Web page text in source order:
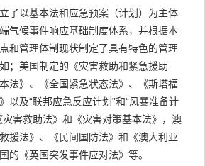
了以基本法和应急预案（计划）为主体
气候事件响应基础制度体系，并根据本
和管理体制现状制定了具有特色的管理
；美国制定的《灾害救助和紧急援助
法》、《全国紧急状态法》、《斯塔福
以及“联邦应急反应计划”和“风暴准备计
灾害救助法》和《灾害对策基本法》，澳
援法》、《民间国防法》和《澳大利亚
的《英国突发事件应对法》等。